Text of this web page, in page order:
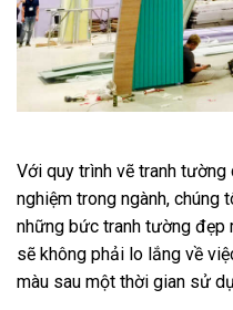
Với quy trình vẽ tranh tường
nghiệm trong ngành,
những bức tranh tường đẹp
sẽ không phải lo lắng về
màu sau một thời gian sử